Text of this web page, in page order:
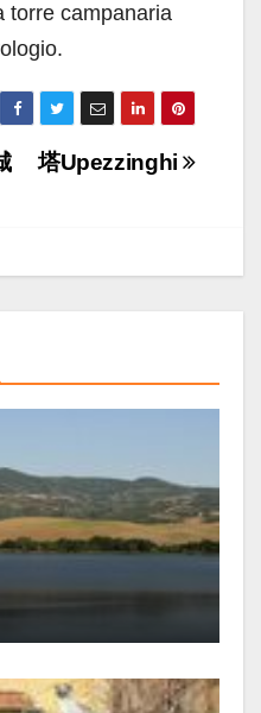
torre campanaria
塔Upezzinghi